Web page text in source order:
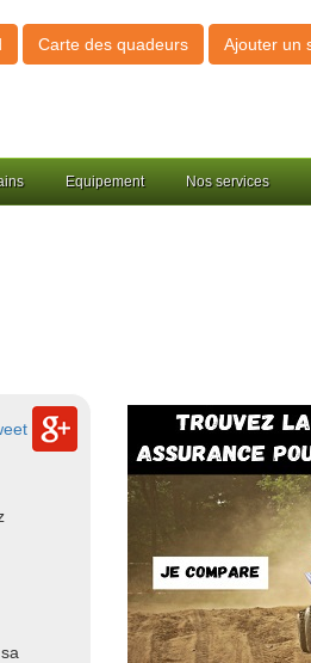
Carte des quadeurs Ajouter un
Equipement Nos services